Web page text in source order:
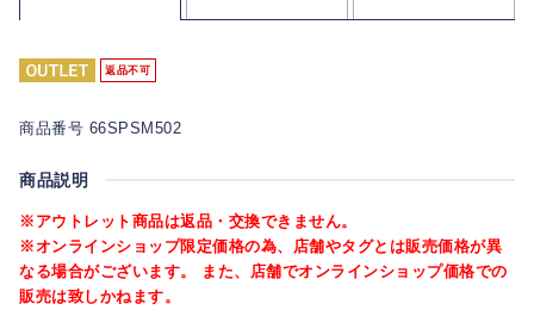
返品不可
商品番号 66SPSM502
商品説明
※アウトレット商品は返品・交換できません。
※オンラインショップ限定価格の為、店舗やタグとは販売価格が異
なる場合がございます。 また、店舗でオンラインショップ価格での
販売は致しかねます。